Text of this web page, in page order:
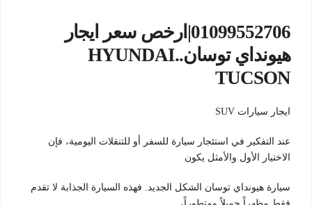
01099552706|ارخص سعر ايجار
هيونداي توسان..HYUNDAI
TUCSON
ايجار سيارات SUV
عند التفكير في استئجار سيارة للسفر أو للتنقلات اليومية، فإن
الاختيار الأول والأمثل يكون
سيارة هيونداي توسان الشكل الجديد. فهذه السيارة الجذابة لا تقدم